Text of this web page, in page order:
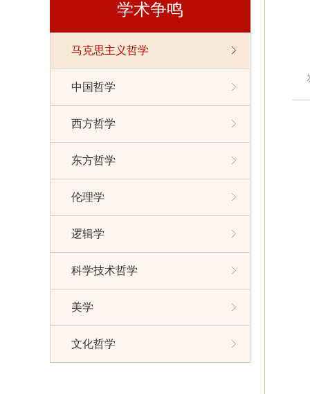
学术争鸣
马克思主义哲学
中国哲学
西方哲学
东方哲学
伦理学
逻辑学
科学技术哲学
美学
文化哲学